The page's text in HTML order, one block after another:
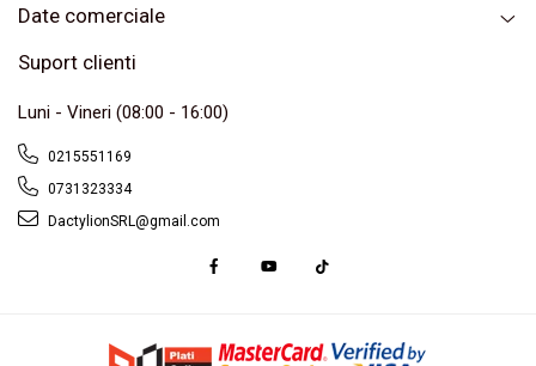
Date comerciale
Suport clienti
Luni - Vineri (08:00 - 16:00)
0215551169
0731323334
DactylionSRL@gmail.com